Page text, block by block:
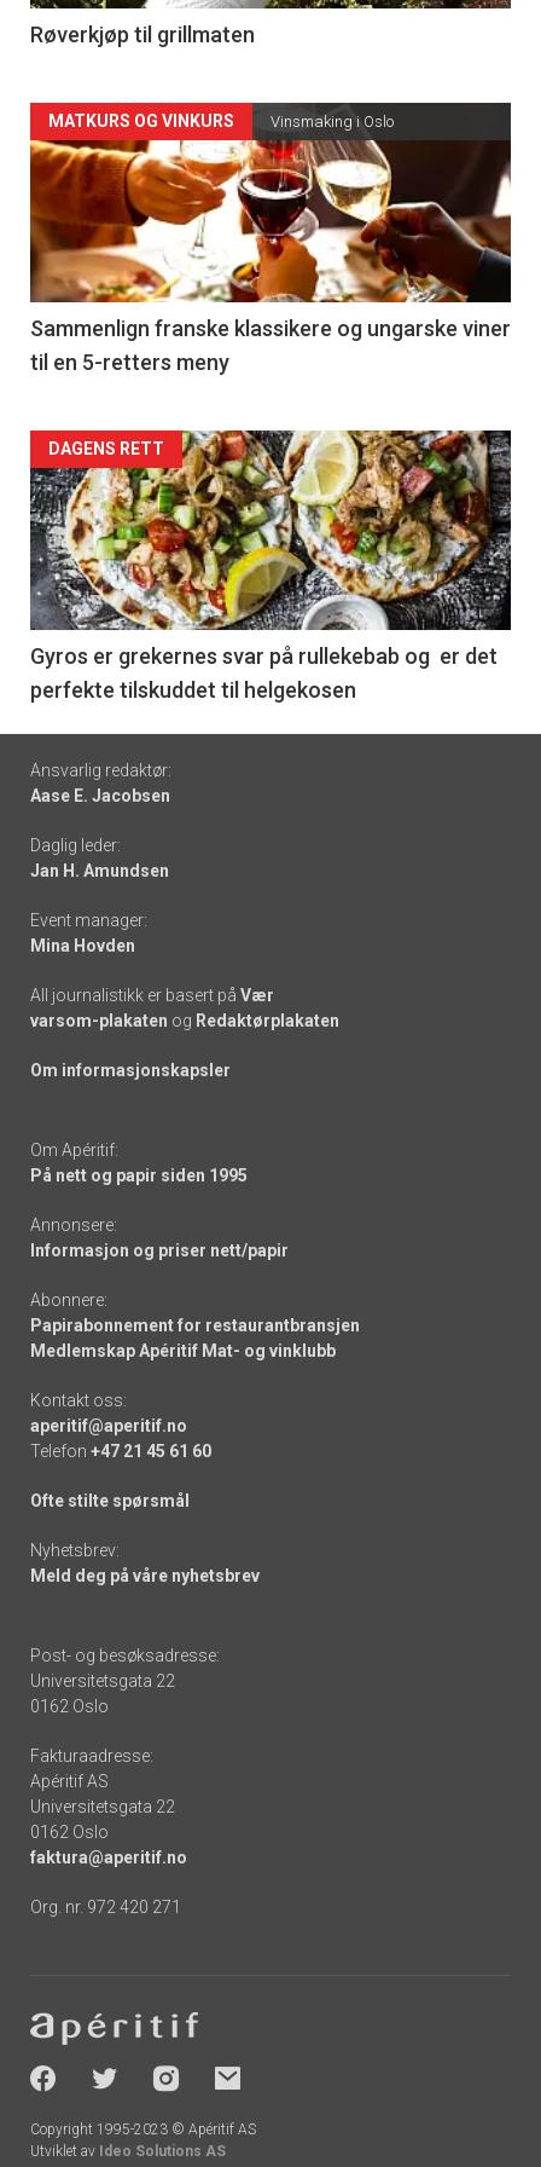
4
Røverkjøp til grillmaten
Forsiden
akkurat
nå
-
5
MATKURS OG VINKURS Vinsmaking i Oslo
Sammenlign franske klassikere og ungarske viner
til en 5-retters meny
Forsiden
akkurat
nå
-
6
DAGENS RETT
Gyros er grekernes svar på rullekebab og er det
perfekte tilskuddet til helgekosen
Footer
-
links
Ansvarlig redaktør:
Aase E. Jacobsen
Daglig leder:
Jan H. Amundsen
Event manager:
Mina Hovden
All journalistikk er basert på Vær
varsom-plakaten og Redaktørplakaten
Om informasjonskapsler
Om Apéritif:
På nett og papir siden 1995
Annonsere:
Informasjon og priser nett/papir
Abonnere:
Papirabonnement for restaurantbransjen
Medlemskap Apéritif Mat- og vinklubb
Kontakt oss:
aperitif@aperitif.no
Telefon +47 21 45 61 60
Ofte stilte spørsmål
Nyhetsbrev:
Meld deg på våre nyhetsbrev
Post- og besøksadresse:
Universitetsgata 22
0162 Oslo
Fakturaadresse:
Apéritif AS
Universitetsgata 22
0162 Oslo
faktura@aperitif.no
Org. nr. 972 420 271
-
socials
Copyright 1995-2023 © Apéritif AS
Utviklet av Ideo Solutions AS